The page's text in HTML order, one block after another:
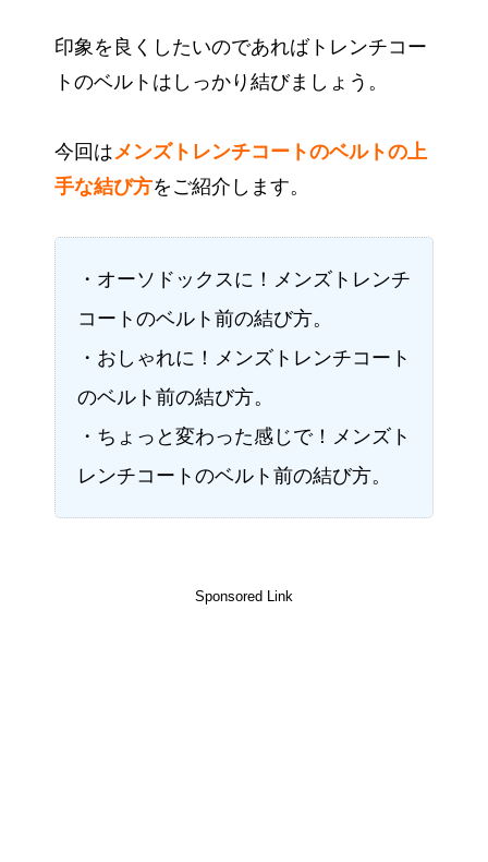
印象を良くしたいのであればトレンチコー
トのベルトはしっかり結びましょう。
今回はメンズトレンチコートのベルトの上
手な結び方をご紹介します。
・オーソドックスに！メンズトレンチ
コートのベルト前の結び方。
・おしゃれに！メンズトレンチコート
のベルト前の結び方。
・ちょっと変わった感じで！メンズト
レンチコートのベルト前の結び方。
Sponsored Link